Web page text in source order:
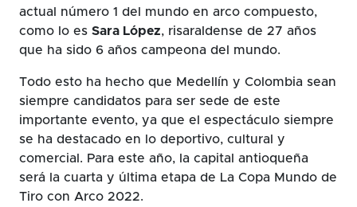
actual número 1 del mundo en arco compuesto,
como lo es Sara López, risaraldense de 27 años
que ha sido 6 años campeona del mundo.
Todo esto ha hecho que Medellín y Colombia sean
siempre candidatos para ser sede de este
importante evento, ya que el espectáculo siempre
se ha destacado en lo deportivo, cultural y
comercial. Para este año, la capital antioqueña
será la cuarta y última etapa de La Copa Mundo de
Tiro con Arco 2022.